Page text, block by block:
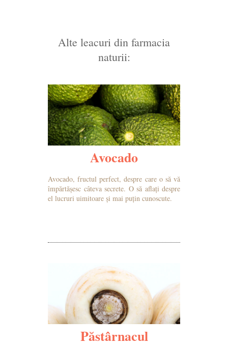
Alte leacuri din farmacia
naturii:
Avocado
Avocado, fructul perfect, despre care o să vă
împărtășesc câteva secrete. O să aflați despre
el lucruri uimitoare și mai puțin cunoscute.
Păstârnacul